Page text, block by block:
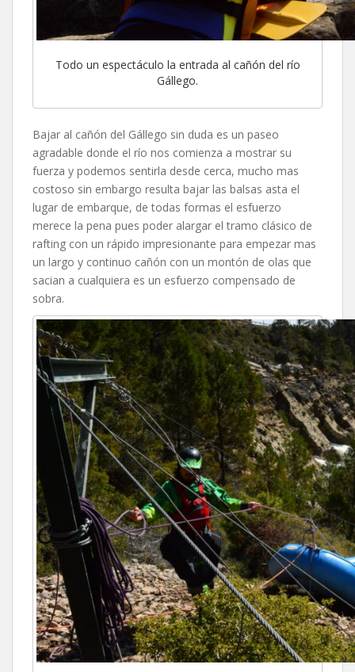
Todo un espectáculo la entrada al cañón del río
Gállego.
Bajar al cañón del Gállego sin duda es un paseo
agradable donde el río nos comienza a mostrar su
fuerza y podemos sentirla desde cerca, mucho mas
costoso sin embargo resulta bajar las balsas asta el
lugar de embarque, de todas formas el esfuerzo
merece la pena pues poder alargar el tramo clásico de
rafting con un rápido impresionante para empezar mas
un largo y continuo cañón con un montón de olas que
sacian a cualquiera es un esfuerzo compensado de
sobra.